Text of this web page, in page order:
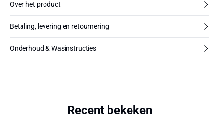
Over het product
Betaling, levering en retournering
Onderhoud & Wasinstructies
Recent bekeken